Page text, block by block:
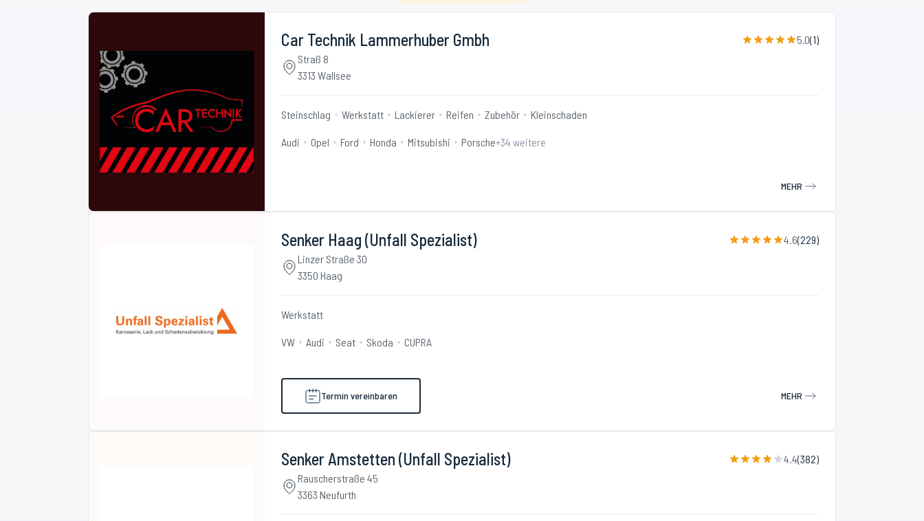
Car Technik Lammerhuber Gmbh 5.0(1)
Straß 8
3313 Wallsee
Steinschlag Werkstatt Lackierer Reifen Zubehör Kleinschaden
Audi Opel Ford Honda Mitsubishi Porsche+34 weitere
MEHR
Senker Haag (Unfall Spezialist) 4.6(229)
Linzer Straße 30
3350 Haag
Werkstatt
VW Audi Seat Skoda CUPRA
Termin vereinbaren MEHR
Senker Amstetten (Unfall Spezialist) 4.4(382)
Rauscherstraße 45
3363 Neufurth